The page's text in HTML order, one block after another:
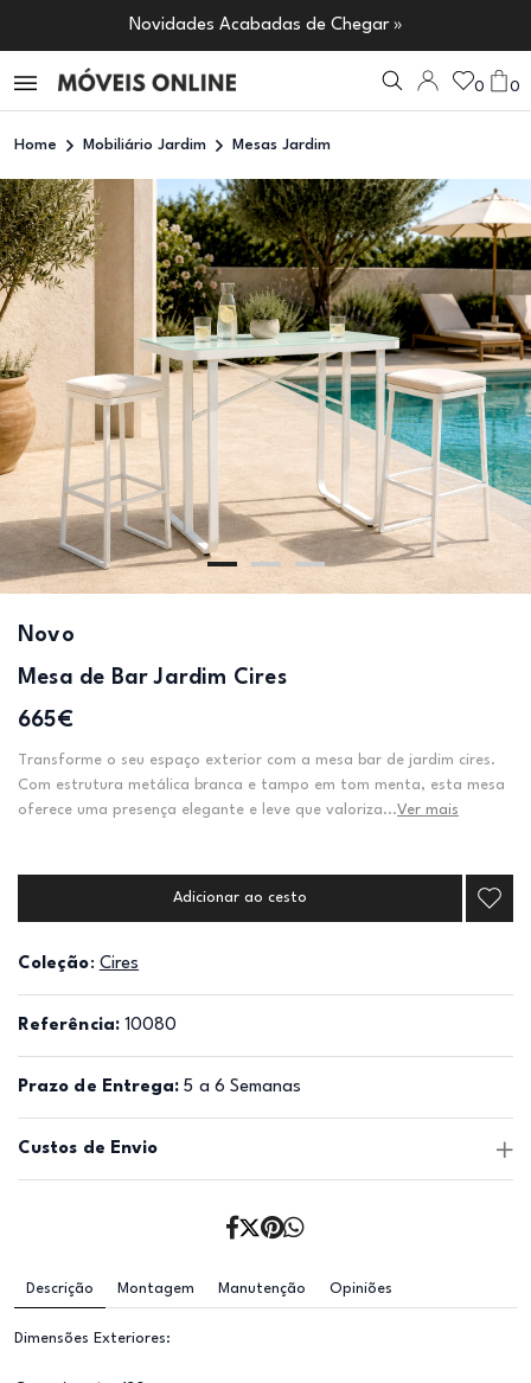
Novidades Acabadas de Chegar »
0 0
Home Mobiliário Jardim Mesas Jardim
Novo
Mesa de Bar Jardim Cires
665€
Transforme o seu espaço exterior com a mesa bar de jardim cires.
Com estrutura metálica branca e tampo em tom menta, esta mesa
oferece uma presença elegante e leve que valoriza...Ver mais
Adicionar ao cesto
Coleção: Cires
Referência: 10080
Prazo de Entrega: 5 a 6 Semanas
Custos de Envio
Descrição Montagem Manutenção Opiniões
Dimensões Exteriores: